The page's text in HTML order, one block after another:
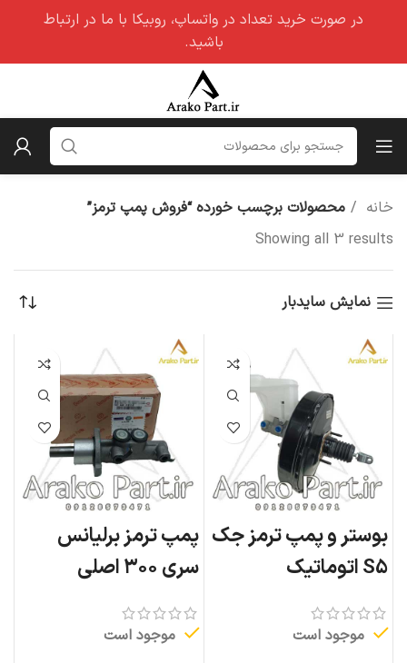
خانه
محصولات برچسب خورده “فروش پمپ ترمز”
Showing all 3 results
نمایش سایدبار
بوستر و پمپ ترمز جک
S5 اتوماتیک
موجود است
پمپ ترمز برلیانس
سری ۳۰۰ اصلی
موجود است
در صورت خرید تعداد در واتساپ، روبیکا با ما در ارتباط
باشید.